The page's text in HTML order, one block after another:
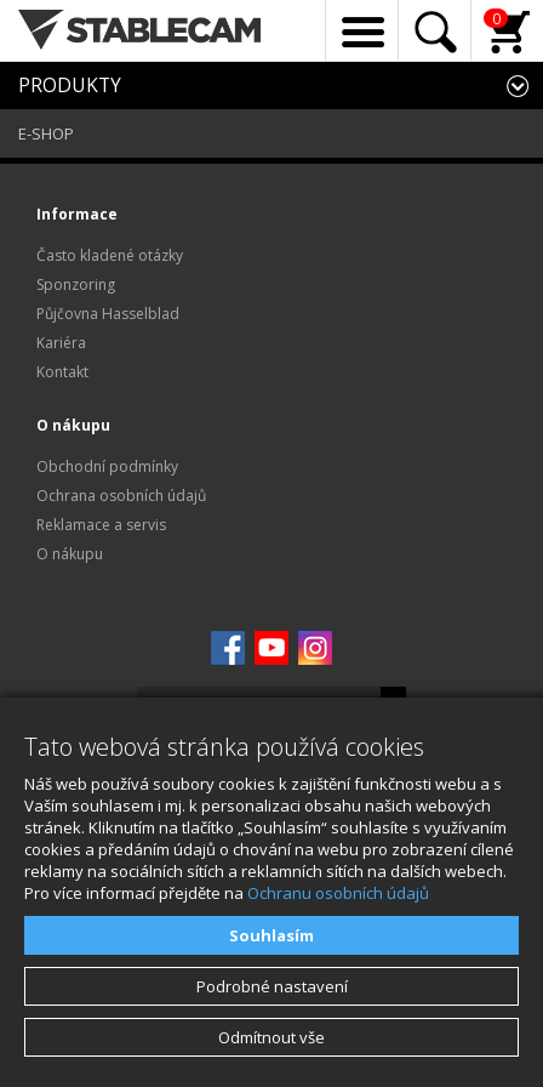
0
PRODUKTY
E-SHOP
Informace
Často kladené otázky
Sponzoring
Půjčovna Hasselblad
Kariéra
Kontakt
O nákupu
Obchodní podmínky
Ochrana osobních údajů
Reklamace a servis
O nákupu
© 2026, STABLECAM s.r.o
Souhlasím
Podrobné nastavení
Odmítnout vše
Tato webová stránka používá cookies
Náš web používá soubory cookies k zajištění funkčnosti webu a s
Vaším souhlasem i mj. k personalizaci obsahu našich webových
stránek. Kliknutím na tlačítko „Souhlasím“ souhlasíte s využívaním
cookies a předáním údajů o chování na webu pro zobrazení cílené
reklamy na sociálních sítích a reklamních sítích na dalších webech.
Pro více informací přejděte na Ochranu osobních údajů